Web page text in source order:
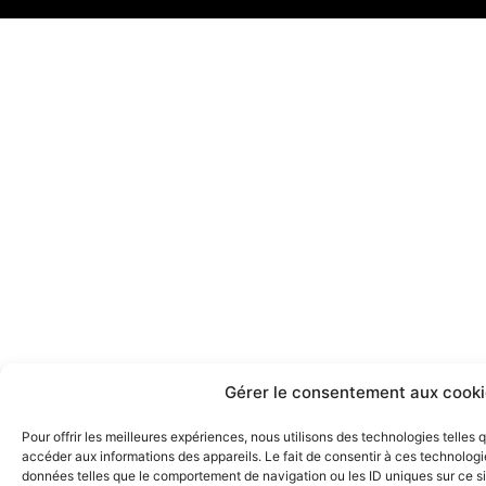
Gérer le consentement aux
Pour offrir les meilleures expériences, nous utilisons des technologies telles
accéder aux informations des appareils. Le fait de consentir à ces
données telles que le comportement de navigation ou les ID uniques sur ce